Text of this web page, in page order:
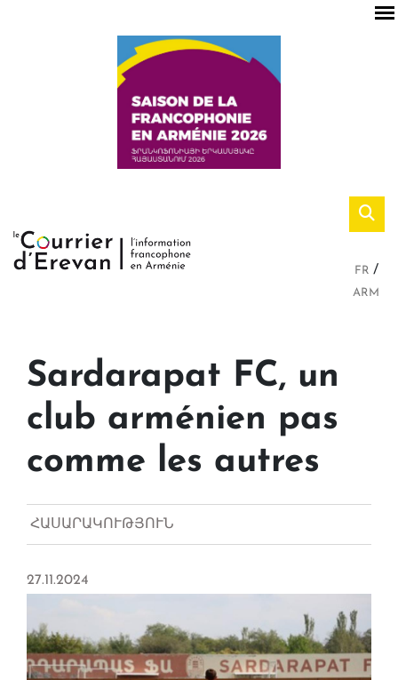
FR
ARM
Sardarapat FC, un
club arménien pas
comme les autres
ՀԱՍԱՐԱԿՈՒԹՅՈՒՆ
27.11.2024